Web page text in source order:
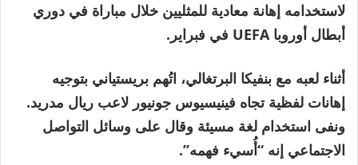
لاستخدامه إهانة معادية للمثليين خلال مباراة في دوري
أبطال أوروبا UEFA في فبراير. ‌‌
أثناء لعبه مع بنفيكا البرتغالي، اتُهم بريستياني بتوجيه
إهانات لفظية تجاه فينيسيوس جونيور لاعب ريال مدريد.
ونفى استخدام لغة مسيئة وقال على وسائل التواصل
الاجتماعي إنه “أُسيء فهمه”.